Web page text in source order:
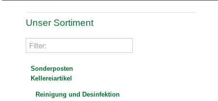
Unser Sortiment
Sonderposten
Kellereiartikel
Reinigung und Desinfektion